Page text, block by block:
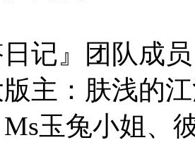
日记』团队成
主：肤浅的
玉兔小姐、